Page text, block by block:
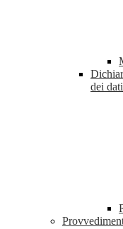
dei dati